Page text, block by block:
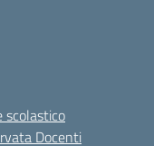
scolastico
Docenti